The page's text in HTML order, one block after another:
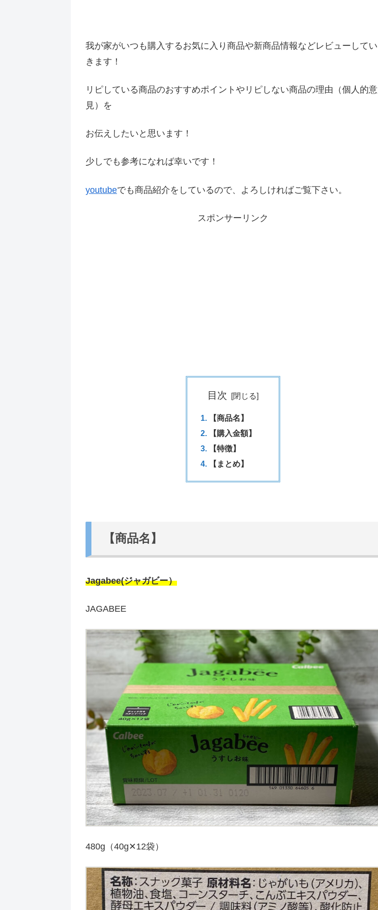
我が家がいつも購入するお気に入り商品や新商品情報などレビ ューしてい
きます！
リピしている商品のおすすめポイントやリピしない商品の理由（個人的意
見）を
お伝えしたいと思います！
少しでも参考になれば幸いです！
youtubeでも商品紹介をしているので、よろしければご覧下さい。
スポンサーリンク
目次
【商品名】
【購入金額】
【特徴】
【まとめ】
【商品名】
Jagabee(ジャガビー）
JAGABEE
480g（40g✕12袋）